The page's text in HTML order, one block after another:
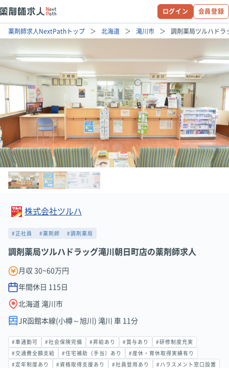
ログイン 会員登録
薬剤師求人NextPathトップ 北海道 滝川市 調剤薬局ツルハドラ
株式会社ツルハ
#正社員 #薬剤師 #調剤薬局
調剤薬局ツルハドラッグ滝川朝日町店の薬剤師求人
月収 30~60万円
年間休日 115 日
北海道 滝川市
JR函館本線(小樽～旭川) 滝川 車 11分
#車通勤可 #社会保険完備 #昇給あり #賞与あり #研修制度充実
#交通費全額支給 #住宅補助（手当）あり #産休・育休取得実績有り
#定年制度あり #資格取得支援あり #社員登用あり #ハラスメント窓口設置